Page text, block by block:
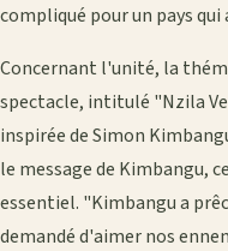
compliqué pour un pays
Concernant l'unité, la
spectacle, intitulé "Nzila
inspirée de Simon
le message de Kimbangu,
essentiel. "Kimbangu a
demandé d'aimer nos